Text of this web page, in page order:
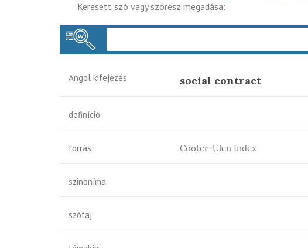
Keresett szó vagy szórész megadása:
Angol kifejezés social contract
definíció
forrás Cooter-Ulen Index
szinoníma
szófaj